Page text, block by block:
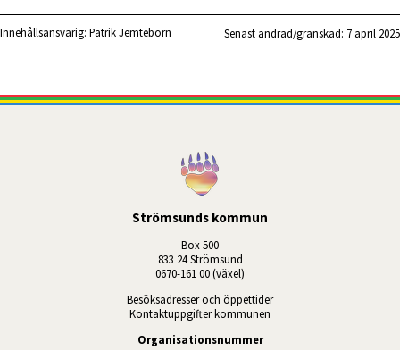
Innehållsansvarig: Patrik Jemteborn Senast ändrad/granskad: 7 april 2025
Strömsunds kommun
Box 500
833 24 Strömsund
0670-161 00 (växel)
Besöksadresser och öppettider
Kontaktuppgifter kommunen
Organisationsnummer